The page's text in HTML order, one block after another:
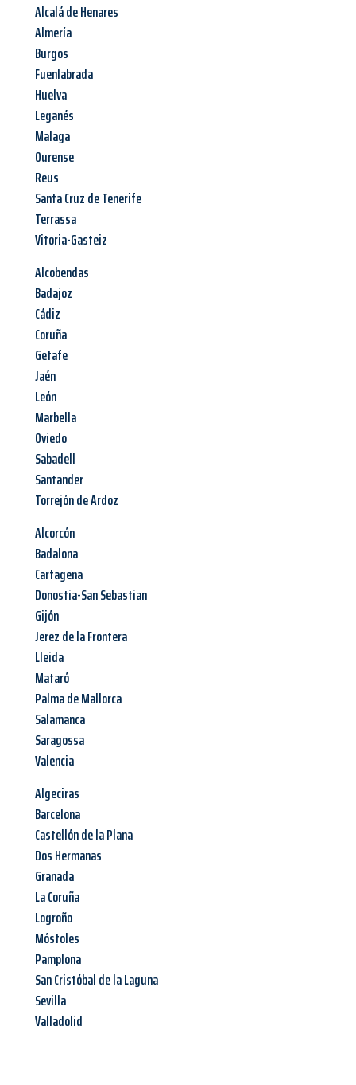
Alcalá de Henares
Almería
Burgos
Fuenlabrada
Huelva
Leganés
Malaga
Ourense
Reus
Santa Cruz de Tenerife
Terrassa
Vitoria-Gasteiz
Alcobendas
Badajoz
Cádiz
Coruña
Getafe
Jaén
León
Marbella
Oviedo
Sabadell
Santander
Torrejón de Ardoz
Alcorcón
Badalona
Cartagena
Donostia-San Sebastian
Gijón
Jerez de la Frontera
Lleida
Mataró
Palma de Mallorca
Salamanca
Saragossa
Valencia
Algeciras
Barcelona
Castellón de la Plana
Dos Hermanas
Granada
La Coruña
Logroño
Móstoles
Pamplona
San Cristóbal de la Laguna
Sevilla
Valladolid